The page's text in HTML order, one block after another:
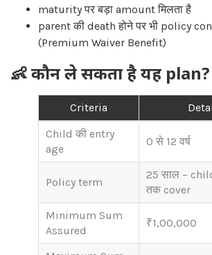
maturity पर बड़ा amount मिलता है
parent की death होने पर भी policy
(Premium Waiver Benefit)
👶 कौन ले सकता है यह plan?
Criteria
Child की entry
age
0 से 12 वर्ष
Policy term
25 साल –
तक cover
Minimum Sum
Assured
₹1,00,000